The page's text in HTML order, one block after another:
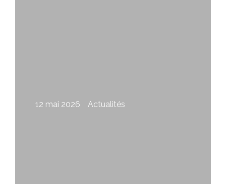
12 mai 2026 Actualités